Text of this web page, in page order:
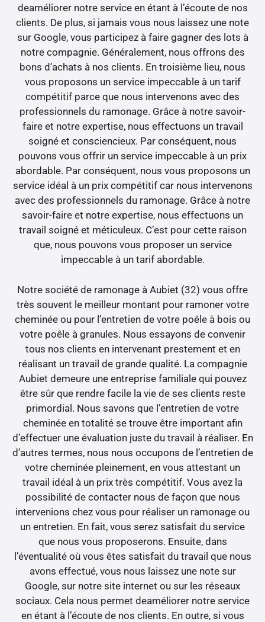
deaméliorer notre service en étant à l’écoute de nos
clients. De plus, si jamais vous nous laissez une note
sur Google, vous participez à faire gagner des lots à
notre compagnie. Généralement, nous offrons des
bons d’achats à nos clients. En troisième lieu, nous
vous proposons un service impeccable à un tarif
compétitif parce que nous intervenons avec des
professionnels du ramonage. Grâce à notre savoir-
faire et notre expertise, nous effectuons un travail
soigné et consciencieux. Par conséquent, nous
pouvons vous offrir un service impeccable à un prix
abordable. Par conséquent, nous vous proposons un
service idéal à un prix compétitif car nous intervenons
avec des professionnels du ramonage. Grâce à notre
savoir-faire et notre expertise, nous effectuons un
travail soigné et méticuleux. C’est pour cette raison
que, nous pouvons vous proposer un service
impeccable à un tarif abordable.
Notre société de ramonage à Aubiet (32) vous offre
très souvent le meilleur montant pour ramoner votre
cheminée ou pour l’entretien de votre poêle à bois ou
votre poêle à granules. Nous essayons de convenir
tous nos clients en intervenant prestement et en
réalisant un travail de grande qualité. La compagnie
Aubiet demeure une entreprise familiale qui pouvez
être sûr que rendre facile la vie de ses clients reste
primordial. Nous savons que l’entretien de votre
cheminée en totalité se trouve être important afin
d’effectuer une évaluation juste du travail à réaliser. En
d’autres termes, nous nous occupons de l’entretien de
votre cheminée pleinement, en vous attestant un
travail idéal à un prix très compétitif. Vous avez la
possibilité de contacter nous de façon que nous
intervenions chez vous pour réaliser un ramonage ou
un entretien. En fait, vous serez satisfait du service
que nous vous proposerons. Ensuite, dans
l’éventualité où vous êtes satisfait du travail que nous
avons effectué, vous nous laissez une note sur
Google, sur notre site internet ou sur les réseaux
sociaux. Cela nous permet deaméliorer notre service
en étant à l’écoute de nos clients. En outre, si vous